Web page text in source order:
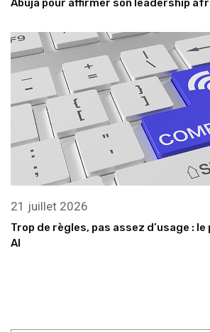
Abuja pour affirmer son leadership
21 juillet 2026
Trop de règles, pas assez d’usage :
AI